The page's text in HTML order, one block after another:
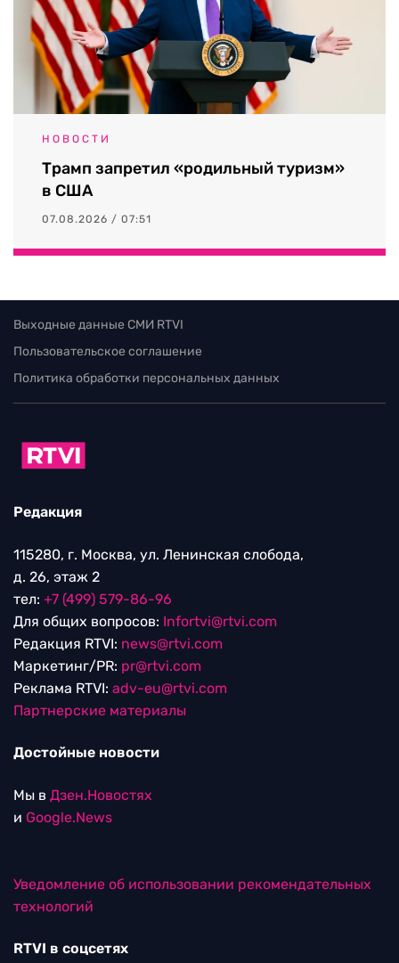
НОВОСТИ
Трамп запретил «родильный туризм»
в США
07.08.2026 / 07:51
Выходные данные СМИ RTVI
Пользовательское соглашение
Политика обработки персональных данных
Редакция
115280, г. Москва, ул. Ленинская слобода,
д. 26, этаж 2
тел: +7 (499) 579-86-96
Для общих вопросов: Infortvi@rtvi.com
Редакция RTVI: news@rtvi.com
Маркетинг/PR: pr@rtvi.com
Реклама RTVI: adv-eu@rtvi.com
Партнерские материалы
Достойные новости
Мы в Дзен.Новостях
и Google.News
Уведомление об использовании рекомендательных
технологий
RTVI в соцсетях